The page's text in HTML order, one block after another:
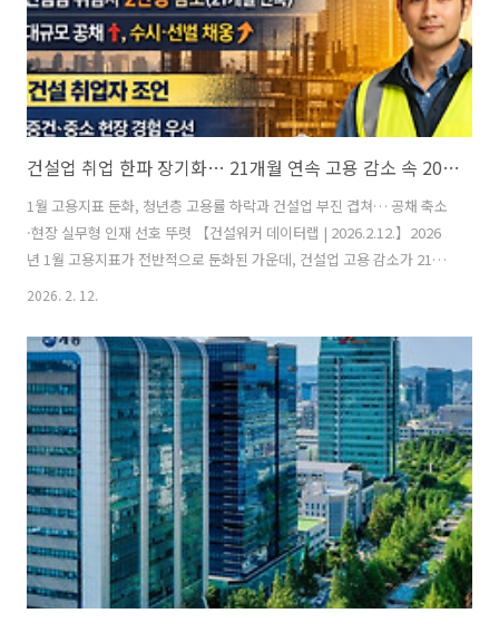
건설업 취업 한파 장기화… 21개월 연속 고용 감소 속 2026 상반기 채용 ‘수시·선별’ 전환 가속
1월 고용지표 둔화, 청년층 고용률 하락과 건설업 부진 겹쳐… 공채 축소
·현장 실무형 인재 선호 뚜렷 【건설워커 데이터랩 | 2026.2.12.】2026
년 1월 고용지표가 전반적으로 둔화된 가운데, 건설업 고용 감소가 21개
월째 이어지며 건설 취업시장에 한파가 지속되고 있다. 취업자 증가 폭은
인구 증가는 건설 취업 준비생들에게도 적지 않은 영향을 주고 있다.■ 1
월 고용동향: 증가폭 둔화, 청년층 고용 악화국가데이터처의 ‘2026년 1
월 고용동향’에 따르면 전체 취업자 수는 2798만6000명으로 전년 동월
대비 10만8000명 증가에 그쳤다. 이는 취업자 수가 감소했던 2024년 12
월 이후 가장 낮은 증가 폭이다. 연령대별..
2026. 2. 12.